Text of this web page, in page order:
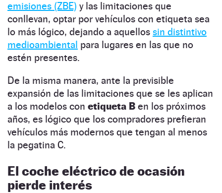
emisiones (ZBE) y las limitaciones que
conllevan, optar por vehículos con etiqueta sea
lo más lógico, dejando a aquellos sin distintivo
medioambiental para lugares en las que no
estén presentes.
De la misma manera, ante la previsible
expansión de las limitaciones que se les aplican
a los modelos con etiqueta B en los próximos
años, es lógico que los compradores prefieran
vehículos más modernos que tengan al menos
la pegatina C.
El coche eléctrico de ocasión
pierde interés